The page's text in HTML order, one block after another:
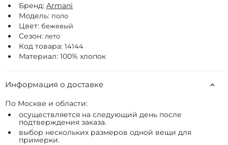
Бренд: Armani
Модель: поло
Цвет: бежевый
Сезон: лето
Код товара: 14144
Материал: 100% хлопок
Информация о доставке
По Москве и области:
осуществляется на следующий день после
подтверждения заказа.
выбор нескольких размеров одной вещи для
примерки.